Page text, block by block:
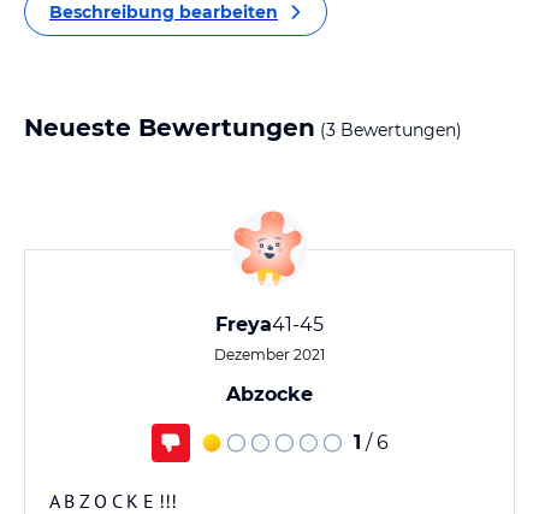
Beschreibung bearbeiten
Neueste Bewertungen (3 Bewertungen)
Freya41-45
Dezember 2021
Abzocke
1 / 6
A B Z O C K E !!!